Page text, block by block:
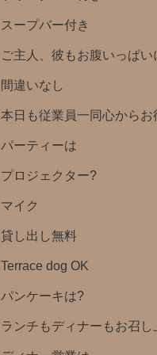
スープバー付き
ご主人、彼もお腹いっぱい
間違いなし
本日も従業員一同心から
パーティーは
プロジェクター?️
マイク
貸し出し無料️
Terrace dog OK
パンケーキは?
ランチもディナーもお召